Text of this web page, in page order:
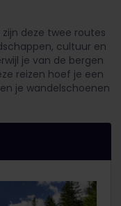
deze twee routes
cultuur en
je van de bergen
reizen hoef je een
je wandelschoenen